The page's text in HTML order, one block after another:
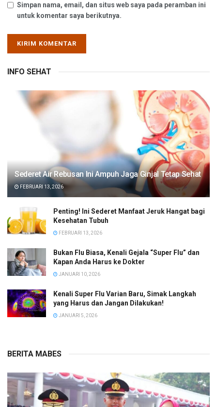
Simpan nama, email, dan situs web saya pada peramban ini
untuk komentar saya berikutnya.
INFO SEHAT
Sederet Air Rebusan Ini Ampuh Jaga Ginjal Tetap Sehat
FEBRUARI 13, 2026
Penting! Ini Sederet Manfaat Jeruk Hangat bagi
Kesehatan Tubuh
FEBRUARI 13, 2026
Bukan Flu Biasa, Kenali Gejala “Super Flu” dan
Kapan Anda Harus ke Dokter
JANUARI 10, 2026
Kenali Super Flu Varian Baru, Simak Langkah
yang Harus dan Jangan Dilakukan!
JANUARI 5, 2026
BERITA MABES